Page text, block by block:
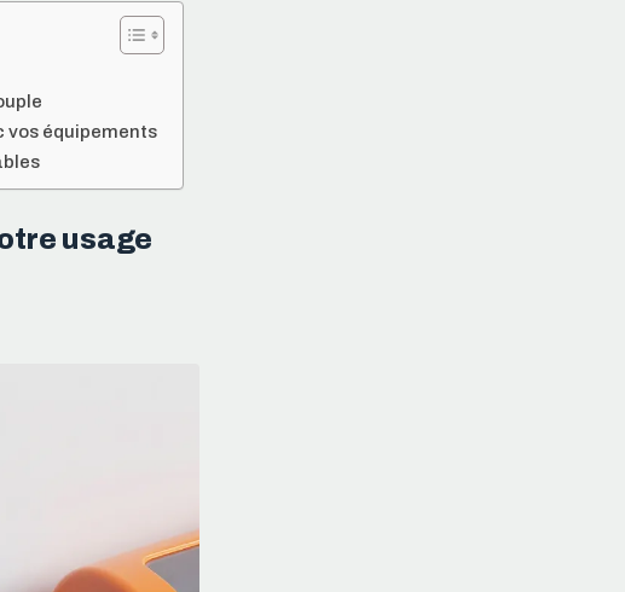
vos équipements
usage